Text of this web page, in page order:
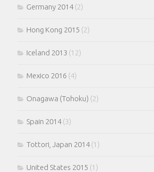
Germany 2014 (2)
Hong Kong 2015 (2)
Iceland 2013 (12)
Mexico 2016 (4)
Onagawa (Tohoku) (2)
Spain 2014 (3)
Tottori, Japan 2014 (1)
United States 2015 (1)